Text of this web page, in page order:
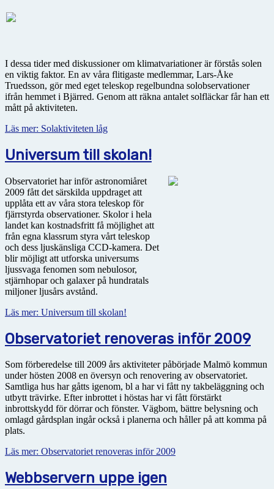
I dessa tider med diskussioner om klimatvariationer är förstås solen
en viktig faktor. En av våra flitigaste medlemmar, Lars-Åke
Truedsson, gör med eget teleskop regelbundna solobservationer
ifrån hemmet i Bjärred. Genom att räkna antalet solfläckar får han ett
mått på aktiviteten.
Läs mer: Solaktiviteten låg
Universum till skolan!
Observatoriet har inför astronomiåret
2009 fått det särskilda uppdraget att
upplåta ett av våra stora teleskop för
fjärrstyrda observationer. Skolor i hela
landet kan kostnadsfritt få möjlighet att
från egna klassrum styra vårt teleskop
och dess ljuskänsliga CCD-kamera. Det
blir möjligt att utforska universums
ljussvaga fenomen som nebulosor,
stjärnhopar och galaxer på hundratals
miljoner ljusårs avstånd.
Läs mer: Universum till skolan!
Observatoriet renoveras inför 2009
Som förberedelse till 2009 års aktiviteter påbörjade Malmö kommun
under hösten 2008 en översyn och renovering av observatoriet.
Samtliga hus har gåtts igenom, bl a har vi fått ny takbeläggning och
utbytt trävirke. Efter inbrottet i höstas har vi fått förstärkt
inbrottskydd för dörrar och fönster. Vägbom, bättre belysning och
omlagd gårdsplan ingår också i planerna och håller på att komma på
plats.
Läs mer: Observatoriet renoveras inför 2009
Webbservern uppe igen